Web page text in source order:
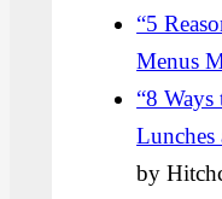
“5
Menus
“8
Lunches
by